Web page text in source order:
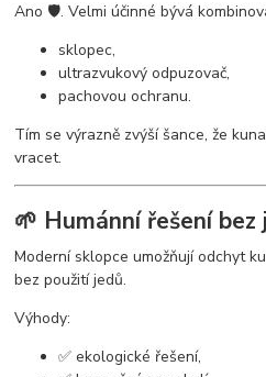
Ano 🛡️. Velmi účinné bývá
sklopec,
ultrazvukový odpuzovač,
pachovou ochranu.
Tím se výrazně zvýší šance, že
vracet.
🌱 Humánní řešení bez
Moderní sklopce umožňují odchyt
bez použití jedů.
Výhody:
✅ ekologické řešení,